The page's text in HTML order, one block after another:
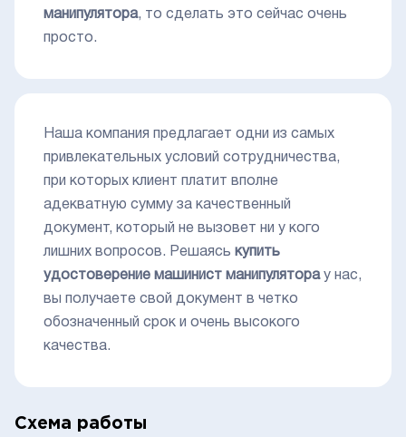
манипулятора, то сделать это сейчас очень
просто.
Наша компания предлагает одни из самых
привлекательных условий сотрудничества,
при которых клиент платит вполне
адекватную сумму за качественный
документ, который не вызовет ни у кого
лишних вопросов. Решаясь купить
удостоверение машинист манипулятора у нас,
вы получаете свой документ в четко
обозначенный срок и очень высокого
качества.
Схема работы